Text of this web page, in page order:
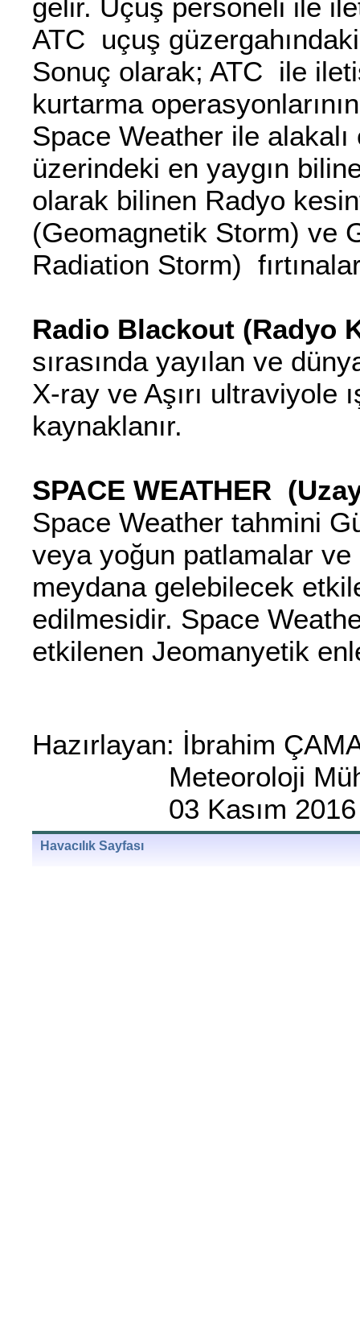
gelir. Uçuş personeli ile
ATC uçuş
Sonuç olarak; ATC ile
kurtarma
Space Weather ile
üzerindeki en yaygın
olarak bilinen Radyo
(Geomagnetik Storm) ve
Radiation Storm)
Radio Blackout (Radyo
sırasında yayılan ve
X-ray ve Aşırı ultraviyole
kaynaklanır.
SPACE WEATHER
Space Weather tahmini
veya yoğun patlamalar
meydana gelebilecek
edilmesidir. Space
etkilenen Jeomanyetik
Hazırlayan: İbrahim
Meteoroloji
03 Kasım
Havacılık Sayfası